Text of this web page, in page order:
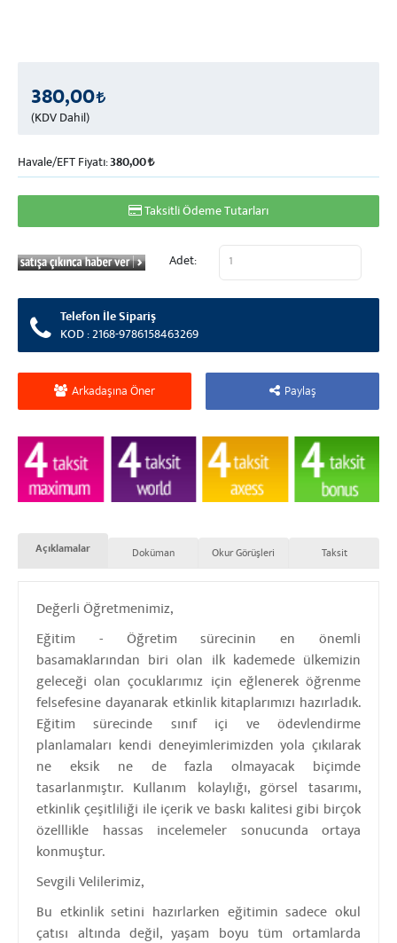
Arkadaşına Öner Paylaş
Telefon İle Sipariş
KOD : 2168-9786158463269
380,00
(KDV Dahil)
Havale/EFT Fiyatı:380,00
Taksitli Ödeme Tutarları
Adet:
Açıklamalar Doküman Okur Görüşleri Taksit
Değerli Öğretmenimiz,
Eğitim - Öğretim sürecinin en önemli
basamaklarından biri olan ilk kademede ülkemizin
geleceği olan çocuklarımız için eğlenerek öğrenme
felsefesine dayanarak etkinlik kitaplarımızı hazırladık.
Eğitim sürecinde sınıf içi ve ödevlendirme
planlamaları kendi deneyimlerimizden yola çıkılarak
ne eksik ne de fazla olmayacak biçimde
tasarlanmıştır. Kullanım kolaylığı, görsel tasarımı,
etkinlik çeşitliliği ile içerik ve baskı kalitesi gibi birçok
özelllikle hassas incelemeler sonucunda ortaya
konmuştur.
Sevgili Velilerimiz,
Bu etkinlik setini hazırlarken eğitimin sadece okul
çatısı altında değil, yaşam boyu tüm ortamlarda